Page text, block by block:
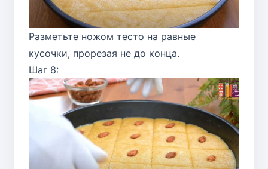
Разметьте ножом тесто на равные
кусочки, прорезая не до конца.
Шаг 8: